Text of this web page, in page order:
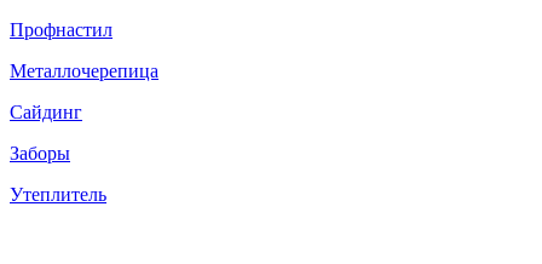
Профнастил
Металлочерепица
Сайдинг
Заборы
Утеплитель